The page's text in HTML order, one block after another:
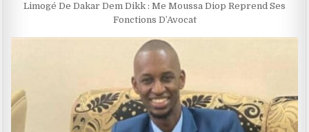
Limogé De Dakar Dem Dikk : Me Moussa Diop Reprend Ses
Fonctions D’Avocat